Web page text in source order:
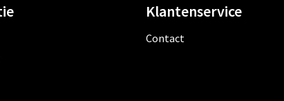
Klantenservice
Contact